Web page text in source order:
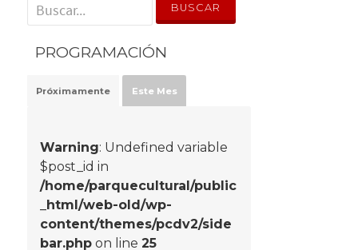
' . __('Search for:') . '
PROGRAMACIÓN
Próximamente Este Mes
Warning: Undefined variable
$post_id in
/home/parquecultural/public
_html/web-old/wp-
content/themes/pcdv2/side
bar.php on line25